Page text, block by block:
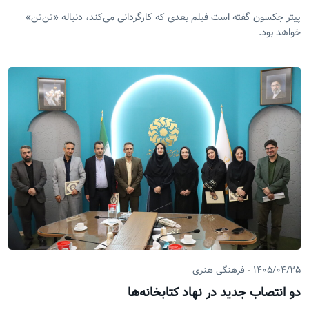
پیتر جکسون گفته است فیلم بعدی که کارگردانی می‌کند، دنباله «تن‌تن»
خواهد بود.
۱۴۰۵/۰۴/۲۵ فرهنگی هنری
دو انتصاب جدید در نهاد کتابخانه‌ها